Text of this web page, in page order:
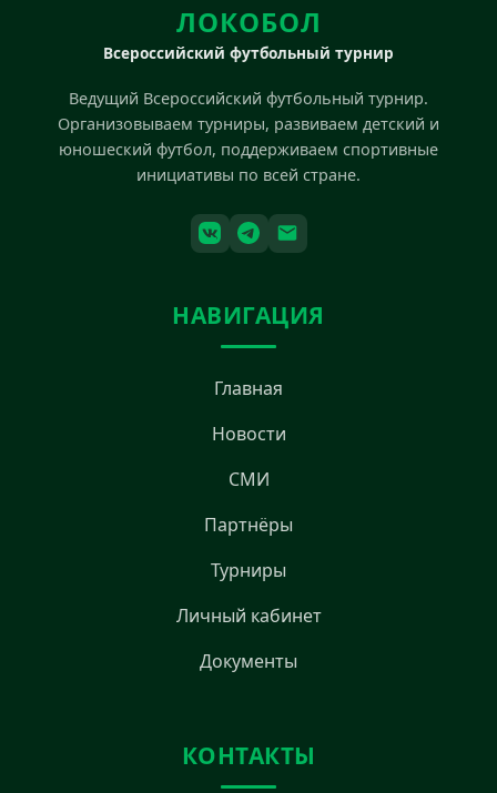
ЛОКОБОЛ
Всероссийский футбольный турнир
Ведущий Всероссийский футбольный турнир.
Организовываем турниры, развиваем детский и
юношеский футбол, поддерживаем спортивные
инициативы по всей стране.
НАВИГАЦИЯ
Главная
Новости
СМИ
Партнёры
Турниры
Личный кабинет
Документы
КОНТАКТЫ